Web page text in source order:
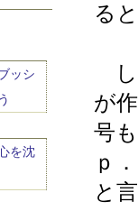
ッシ
を沈
る
し
が
号
ｐ
と